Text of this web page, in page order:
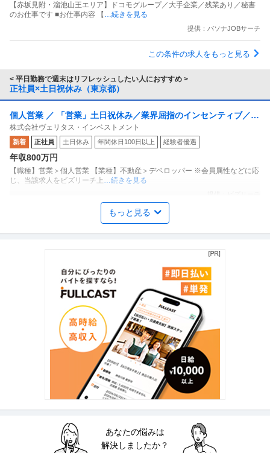
【赤坂見附・溜池山王エリア】ドコモグループ／大手企業／残業あり／秘書
のお仕事です ■お仕事内容 【 …続きを見る
提供：パソナJOBサーチ
この条件の求人をもっと見る
< 平日勤務で週末はリフレッシュしたい人におすすめ >
正社員×土日祝休み（東京都）
個人営業 ／ 「営業」土日祝休み／業界屈指のインセンティブ／残
業月10h
株式会社ヴェリタス・インベストメント
新着 正社員 土日休み 年間休日100日以上 経験者優遇
年収800万円
【職種】営業＞個人営業 【業種】不動産＞デベロッパー ※会員属性などに応
じ、当該求人をビズリーチ上 …続きを見る
商品企画 ／ 「商品企画／マーケティングマネージャー」「たべっ
子どうぶつ」でお馴染みのお菓子メーカー ギンビス「「しみチョ
ココーン」「アスパラガス」などのロングセラー商品を製造／土
日祝休み／転勤なし／勤務地日本橋」（株式会社ギンビス）
株式会社ギンビス
【職種】マーケティング＞商品企画 【業種】メーカー＞食品・飲料 ※会員属
性などに応じ、当該求人をビ…続きを見る
法務・コンプライアンス ／ 「測量士・測量士補・測量助手」最新
ドローン・3Dレーザースキャナーを駆使する先進的測量技術者／
創業90年の強固なグループ基盤／京都・丸太町駅徒歩1分／完全週
ひかり司法書士法人
高収入 完全週休2日制
年収800万円〜1,000万円
【職種】管理＞法務・コンプライアンス 【業種】士業＞その他 ※会員属性な
どに応じ、当該求人をビズリ …続きを見る
建築施工管理 ／ 建築施工管理（現場所長・所長候補）／転勤なし
／完全週休2日（土日祝）・年休125日
株式会社トーヨー冨士工
もっと見る
あなたの悩みは
解決しましたか？